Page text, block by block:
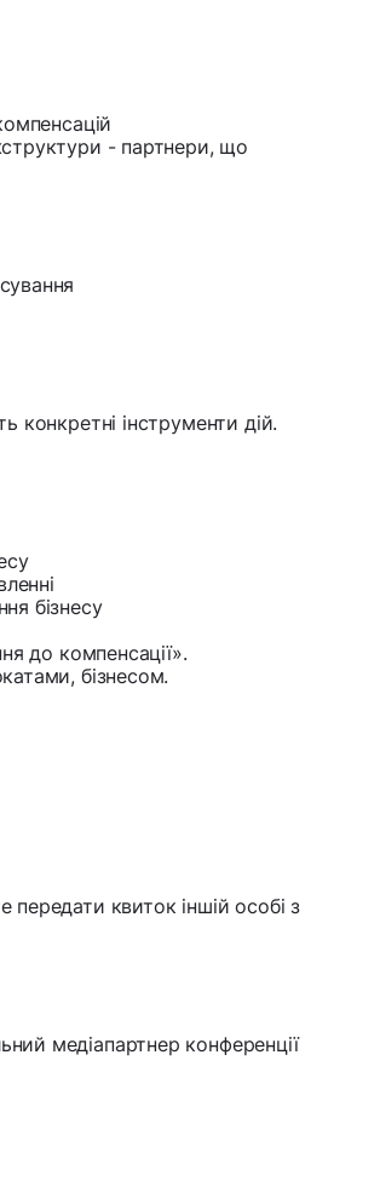
- партнери, що
конкретні інструменти дій.
бізнесу
до компенсації».
бізнесом.
квиток іншій особі з
медіапартнер конференції